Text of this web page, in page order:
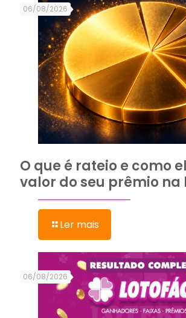
06/08/2026
O que é rateio e como
valor do seu prêmio na
Ler mais
06/08/2026